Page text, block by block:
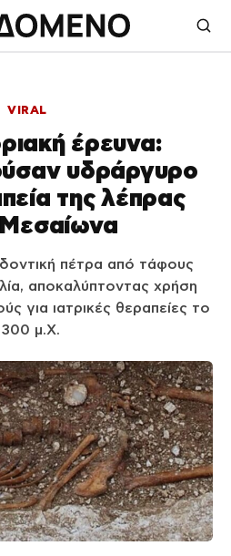
VIRAL
έρευνα:
υδράργυρο
της λέπρας
πέτρα από τάφους
αποκαλύπτοντας χρήση
για ιατρικές θεραπείες το
μ.Χ.